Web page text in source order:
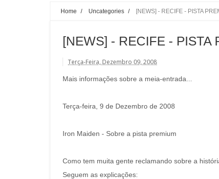
Home / Uncategories / [NEWS] - RECIFE - PISTA
[NEWS] - RECIFE - PISTA
Terça-Feira, Dezembro 09, 2008
Mais informações sobre a meia-entrada...
Terça-feira, 9 de Dezembro de 2008
Iron Maiden - Sobre a pista premium
Como tem muita gente reclamando sobre a
Seguem as explicações: